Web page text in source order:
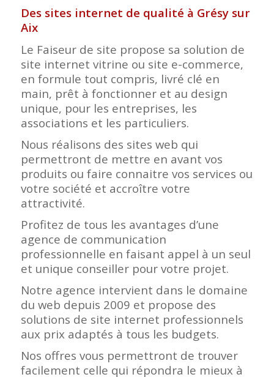
Des sites internet de qualité à Grésy sur
Aix
Le Faiseur de site propose sa solution de
site internet vitrine ou site e-commerce,
en formule tout compris, livré clé en
main, prêt à fonctionner et au design
unique, pour les entreprises, les
associations et les particuliers.
Nous réalisons des sites web qui
permettront de mettre en avant vos
produits ou faire connaitre vos services ou
votre société et accroître votre
attractivité.
Profitez de tous les avantages d’une
agence de communication
professionnelle en faisant appel à un seul
et unique conseiller pour votre projet.
Notre agence intervient dans le domaine
du web depuis 2009 et propose des
solutions de site internet professionnels
aux prix adaptés à tous les budgets.
Nos offres vous permettront de trouver
facilement celle qui répondra le mieux à